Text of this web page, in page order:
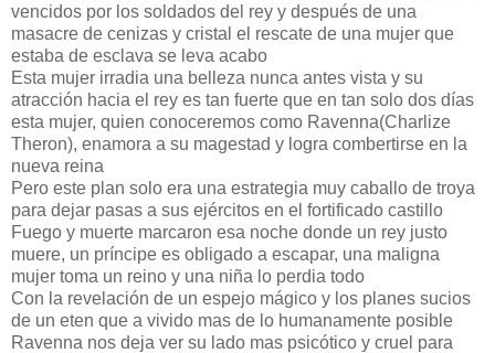
vencidos por los soldados del rey y después de una
masacre de cenizas y cristal el rescate de una mujer que
estaba de esclava se leva acabo
Esta mujer irradia una belleza nunca antes vista y su
atracción hacia el rey es tan fuerte que en tan solo dos días
esta mujer, quien conoceremos como Ravenna(Charlize
Theron), enamora a su magestad y logra combertirse en la
nueva reina
Pero este plan solo era una estrategia muy caballo de troya
para dejar pasas a sus ejércitos en el fortificado castillo
Fuego y muerte marcaron esa noche donde un rey justo
muere, un príncipe es obligado a escapar, una maligna
mujer toma un reino y una niña lo perdia todo
Con la revelación de un espejo mágico y los planes sucios
de un eten que a vivido mas de lo humanamente posible
Ravenna nos deja ver su lado mas psicótico y cruel para